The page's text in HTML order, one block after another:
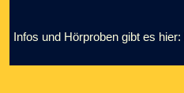
Infos und Hörproben gibt es hier: